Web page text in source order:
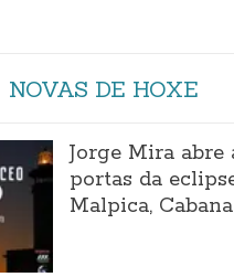
NOVAS DE HOXE
Jorge Mira abre
portas da
Malpica,